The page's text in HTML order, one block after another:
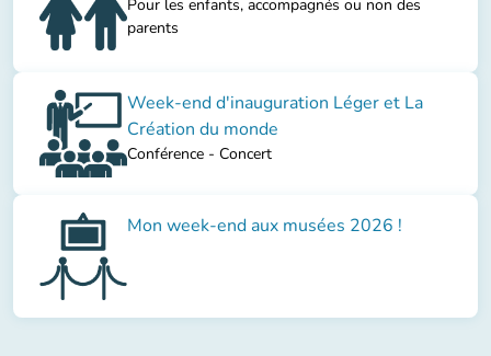
Pour les enfants, accompagnés ou non des
parents
Week-end d'inauguration Léger et La
Création du monde
Conférence - Concert
Mon week-end aux musées 2026 !